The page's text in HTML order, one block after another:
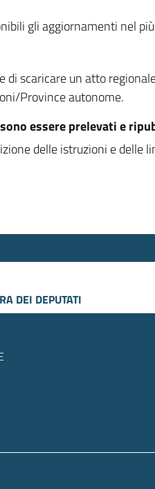
gli aggiornamenti nel
scaricare un atto
Province autonome.
essere prelevati e
delle istruzioni e delle
DEI DEPUTATI